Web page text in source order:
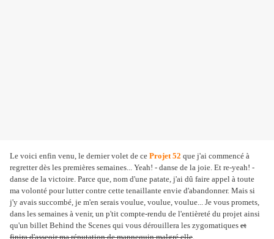
Le voici enfin venu, le dernier volet de ce Projet 52 que j'ai commencé à
regretter dès les premières semaines... Yeah! - danse de la joie. Et re-yeah! -
danse de la victoire. Parce que, nom d'une patate, j'ai dû faire appel à toute
ma volonté pour lutter contre cette tenaillante envie d'abandonner. Mais si
j'y avais succombé, je m'en serais voulue, voulue, voulue... Je vous promets,
dans les semaines à venir, un p'tit compte-rendu de l'entièreté du projet ainsi
qu'un billet Behind the Scenes qui vous dérouillera les zygomatiques et
finira d'asseoir ma réputation de mannequin malgré elle.